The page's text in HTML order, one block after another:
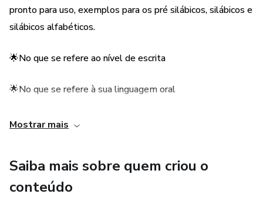
🌟APOSTILA COM ATIVIDADES PARA OS
DIFERFENTES NÍVEIS DE HIPÓTESE DE ESCRITA
pronto para uso, exemplos para os pré silábicos, silábicos e
silábicos alfabéticos.
🌟No que se refere ao nível de escrita
🌟No que se refere à sua linguagem oral
🌟Raciocínio lógico e matemático
🌟No que se refere às formas
Mostrar mais
Saiba mais sobre quem criou o
conteúdo